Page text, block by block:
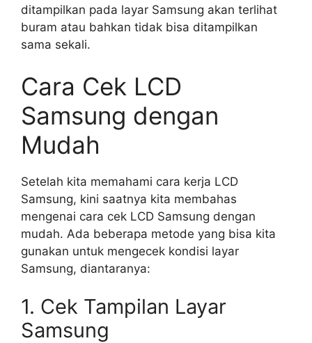
ditampilkan pada layar Samsung akan terlihat
buram atau bahkan tidak bisa ditampilkan
sama sekali.
Cara Cek LCD
Samsung dengan
Mudah
Setelah kita memahami cara kerja LCD
Samsung, kini saatnya kita membahas
mengenai cara cek LCD Samsung dengan
mudah. Ada beberapa metode yang bisa kita
gunakan untuk mengecek kondisi layar
Samsung, diantaranya:
1. Cek Tampilan Layar
Samsung